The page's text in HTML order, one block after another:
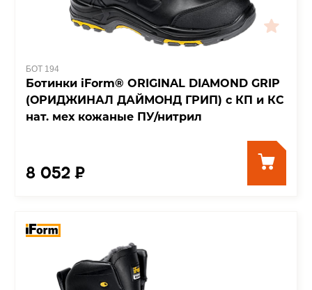
БОТ 194
Ботинки iForm® ORIGINAL DIAMOND GRIP
(ОРИДЖИНАЛ ДАЙМОНД ГРИП) с КП и КС
нат. мех кожаные ПУ/нитрил
8 052 ₽